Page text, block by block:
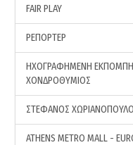
FAIR PLAY
ΡΕΠΟΡΤΕΡ
ΗΧΟΓΡΑΦΗΜΕΝΗ ΕΚΠΟΜΠΗ
ΧΟΝΔΡΟΘΥΜΙΟΣ
ΣΤΕΦΑΝΟΣ
ATHENS METRO MALL -